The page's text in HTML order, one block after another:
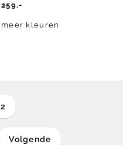
259.-
meer kleuren
2
Volgende